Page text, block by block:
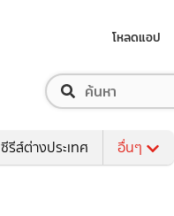
โหลดแอป
ซีรีส์ต่างประเทศ อื่นๆ